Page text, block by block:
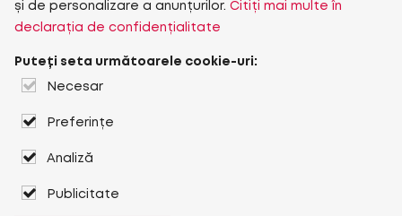
și de personalizare a anunțurilor. Citiți mai multe în
declarația de confidențialitate
Puteți seta următoarele cookie-uri:
Necesar
Preferințe
Analiză
Publicitate